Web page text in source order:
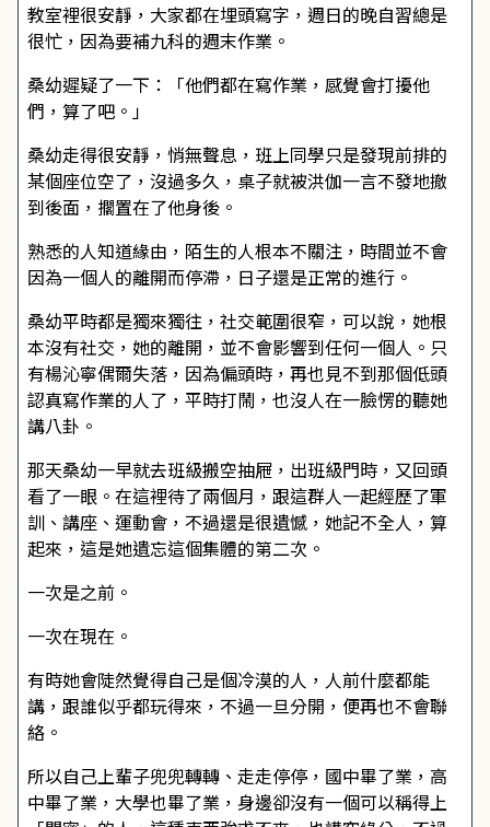
教室裡很安靜，大家都在埋頭寫字，週日的晚自習總是
很忙，因為要補九科的週末作業。
桑幼遲疑了一下：「他們都在寫作業，感覺會打擾他
們，算了吧。」
桑幼走得很安靜，悄無聲息，班上同學只是發現前排的
某個座位空了，沒過多久，桌子就被洪伽一言不發地撤
到後面，擱置在了他身後。
熟悉的人知道緣由，陌生的人根本不關注，時間並不會
因為一個人的離開而停滯，日子還是正常的進行。
桑幼平時都是獨來獨往，社交範圍很窄，可以說，她根
本沒有社交，她的離開，並不會影響到任何一個人。只
有楊沁寧偶爾失落，因為偏頭時，再也見不到那個低頭
認真寫作業的人了，平時打鬧，也沒人在一臉愣的聽她
講八卦。
那天桑幼一早就去班級搬空抽屜，出班級門時，又回頭
看了一眼。在這裡待了兩個月，跟這群人一起經歷了軍
訓、講座、運動會，不過還是很遺憾，她記不全人，算
起來，這是她遺忘這個集體的第二次。
一次是之前。
一次在現在。
有時她會陡然覺得自己是個冷漠的人，人前什麼都能
講，跟誰似乎都玩得來，不過一旦分開，便再也不會聯
絡。
所以自己上輩子兜兜轉轉、走走停停，國中畢了業，高
中畢了業，大學也畢了業，身邊卻沒有一個可以稱得上